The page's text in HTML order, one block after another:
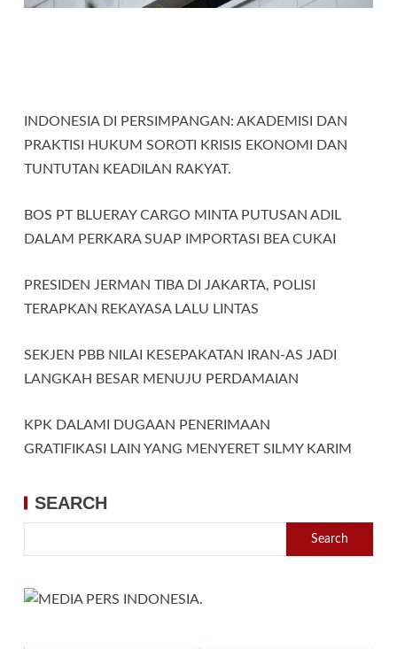
INDONESIA DI PERSIMPANGAN: AKADEMISI DAN
PRAKTISI HUKUM SOROTI KRISIS EKONOMI DAN
TUNTUTAN KEADILAN RAKYAT.
BOS PT BLUERAY CARGO MINTA PUTUSAN ADIL
DALAM PERKARA SUAP IMPORTASI BEA CUKAI
PRESIDEN JERMAN TIBA DI JAKARTA, POLISI
TERAPKAN REKAYASA LALU LINTAS
SEKJEN PBB NILAI KESEPAKATAN IRAN-AS JADI
LANGKAH BESAR MENUJU PERDAMAIAN
KPK DALAMI DUGAAN PENERIMAAN
GRATIFIKASI LAIN YANG MENYERET SILMY KARIM
SEARCH
Search